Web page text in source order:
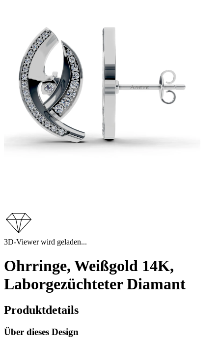
3D-Viewer wird geladen...
Ohrringe, Weißgold 14K,
Laborgezüchteter Diamant
Produktdetails
Über dieses Design